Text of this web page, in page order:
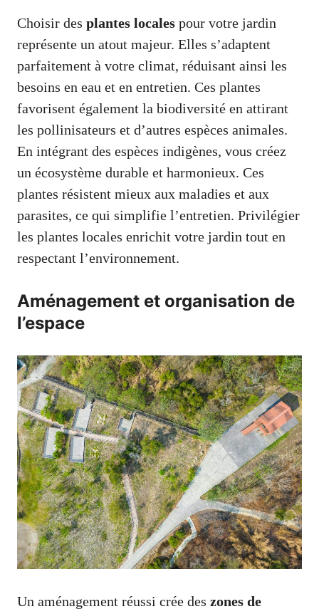
Choisir des plantes locales pour votre jardin
représente un atout majeur. Elles s’adaptent
parfaitement à votre climat, réduisant ainsi les
besoins en eau et en entretien. Ces plantes
favorisent également la biodiversité en attirant
les pollinisateurs et d’autres espèces animales.
En intégrant des espèces indigènes, vous créez
un écosystème durable et harmonieux. Ces
plantes résistent mieux aux maladies et aux
parasites, ce qui simplifie l’entretien. Privilégier
les plantes locales enrichit votre jardin tout en
respectant l’environnement.
Aménagement et organisation de
l’espace
Un aménagement réussi crée des zones de